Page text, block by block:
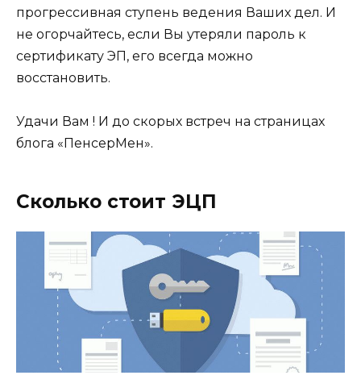
прогрессивная ступень ведения Ваших дел. И
не огорчайтесь, если Вы утеряли пароль к
сертификату ЭП, его всегда можно
восстановить.
Удачи Вам ! И до скорых встреч на страницах
блога «ПенсерМен».
Сколько стоит ЭЦП